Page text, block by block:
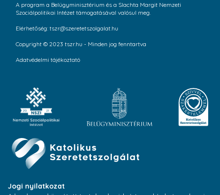
A program a Belügyminisztérium és a Slachta Margit Nemzeti
Szociálpolitikai Intézet támogatásával valósul meg.
Elérhetőség: tszr@szeretetszolgalat.hu
Copyright © 2023 tszr.hu - Minden jog fenntartva
Adatvédelmi tájékoztató
Jogi nyilatkozat